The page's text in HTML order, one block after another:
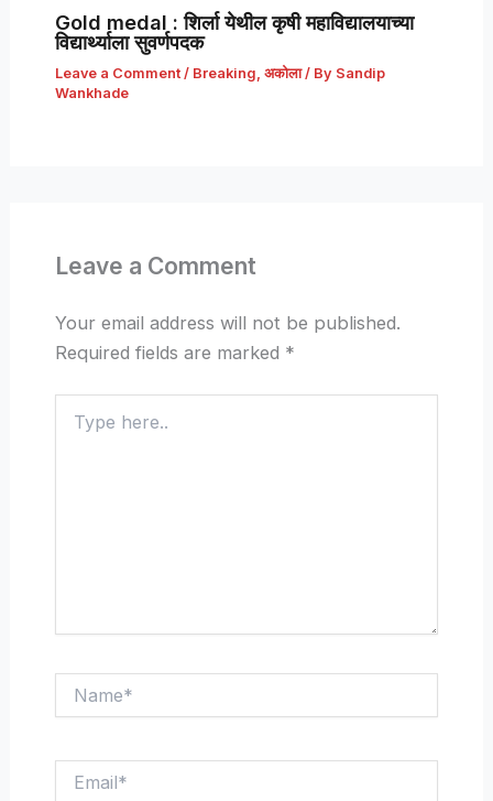
Gold medal : शिर्ला येथील कृषी महाविद्यालयाच्या
विद्यार्थ्याला सुवर्णपदक
Leave a Comment / Breaking अकोला/ By Sandip
Wankhade
Leave a Comment
Your email address will not be published.
Required fields are marked *
here..